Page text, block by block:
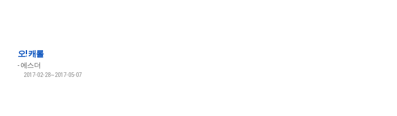
오! 캐롤
에스더
2017-02-28~2017-05-07